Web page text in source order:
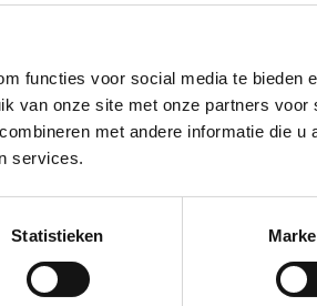
functies voor social media te bieden
van onze site met onze partners voor
met andere informatie die u
services.
Statistieken
on
naszymi